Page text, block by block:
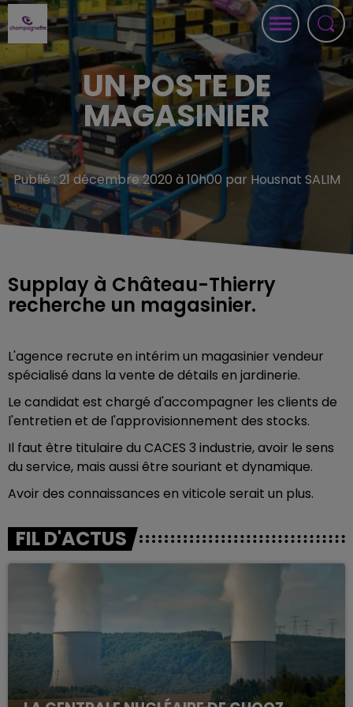
UN POSTE DE
MAGASINIER
Publié : 21 décembre 2020 à 10h00 par Housnat SALIM
Supplay à Château-Thierry
recherche un magasinier.
L'agence recrute en intérim un magasinier vendeur
spécialisé dans la vente de détails en jardinerie.
Le candidat est chargé d'accompagner les clients de
l'entretien et de l'approvisionnement des stocks.
Il faut être titulaire du CACES 3 industrie, avoir le sens
du service, mais aussi être souriant et dynamique.
Avoir des connaissances en viticole serait un plus.
FIL D'ACTUS